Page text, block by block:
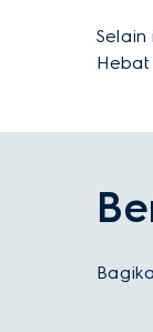
Hebat